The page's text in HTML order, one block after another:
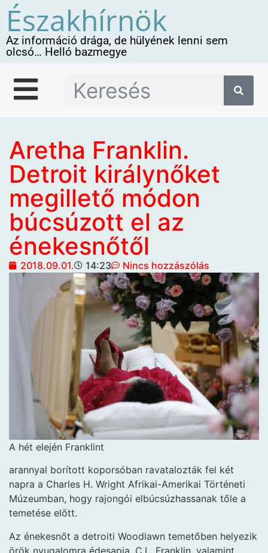
Északhírnök
Az információ drága, de hülyének lenni sem
olcsó… Helló bazmegye
Aretha Franklin.
Detroit királynőket
megillető módon
búcsúzott el az
énekesnőtől
2018.09.01. 14:23 Nincs hozzászólás
A hét elején Franklint
arannyal borított koporsóban ravatalozták fel két
napra a Charles H. Wright Afrikai-Amerikai Történeti
Múzeumban, hogy rajongói elbúcsúzhassanak tőle a
temetése előtt.
Az énekesnőt a detroiti Woodlawn temetőben helyezik
örök nyugalomra édesapja, C.L. Franklin, valamint